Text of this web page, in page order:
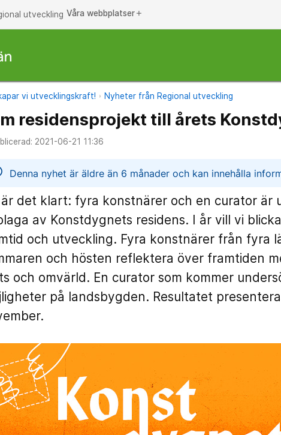
utveckling Våra webbplatser add
vi utvecklingskraft! Nyheter från Regional utveckling
residensprojekt till årets
2021-06-21 11:36
Denna nyhet är äldre än 6 månader och kan innehålla
är det klart: fyra konstnärer och en curator är
av Konstdygnets residens. I år vill vi
och utveckling. Fyra konstnärer från fyra
och hösten reflektera över framtiden
och omvärld. En curator som kommer
på landsbygden. Resultatet